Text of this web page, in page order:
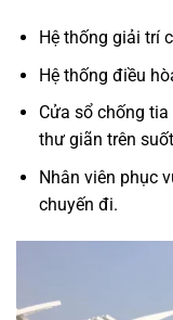
Hệ thống giải trí
Hệ thống điều
Cửa sổ chống
thư giãn trên
Nhân viên phục
chuyến đi.